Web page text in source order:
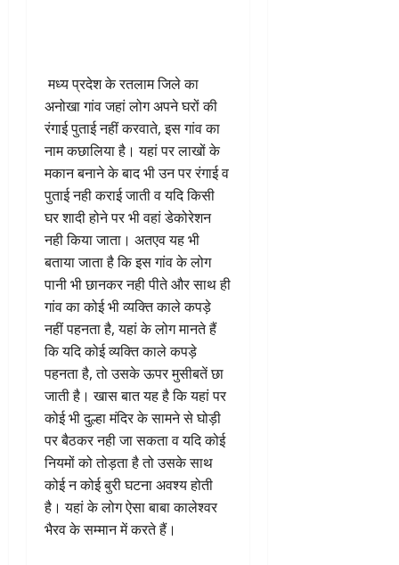
मध्य प्रदेश के रतलाम जिले का
अनोखा गांव जहां लोग अपने घरों की
रंगाई पुताई नहीं करवाते, इस गांव का
नाम कछालिया है। यहां पर लाखों के
मकान बनाने के बाद भी उन पर रंगाई व
पुताई नही कराई जाती व यदि किसी
घर शादी होने पर भी वहां डेकोरेशन
नही किया जाता। अतएव यह भी
बताया जाता है कि इस गांव के लोग
पानी भी छानकर नही पीते और साथ ही
गांव का कोई भी व्यक्ति काले कपड़े
नहीं पहनता है, यहां के लोग मानते हैं
कि यदि कोई व्यक्ति काले कपड़े
पहनता है, तो उसके ऊपर मुसीबतें छा
जाती है। खास बात यह है कि यहां पर
कोई भी दुल्हा मंदिर के सामने से घोड़ी
पर बैठकर नही जा सकता व यदि कोई
नियमों को तोड़ता है तो उसके साथ
कोई न कोई बुरी घटना अवश्य होती
है। यहां के लोग ऐसा बाबा कालेश्वर
भैरव के सम्मान में करते हैं।